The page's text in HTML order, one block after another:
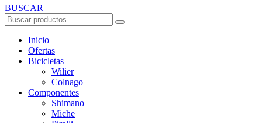
BUSCAR
Inicio
Ofertas
Bicicletas
Wilier
Colnago
Componentes
Shimano
Miche